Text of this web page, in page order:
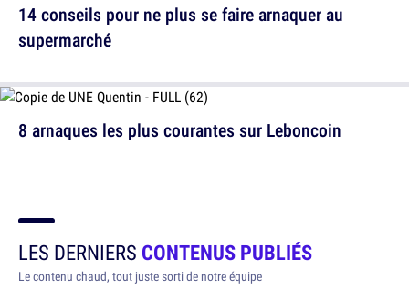
8 arnaques les plus courantes sur Leboncoin
14 conseils pour ne plus se faire arnaquer au
supermarché
LES DERNIERS CONTENUS PUBLIÉS
Le contenu chaud, tout juste sorti de notre équipe